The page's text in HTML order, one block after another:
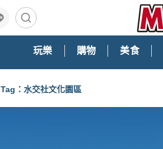
玩樂 購物 美食
Tag：水交社文化園區